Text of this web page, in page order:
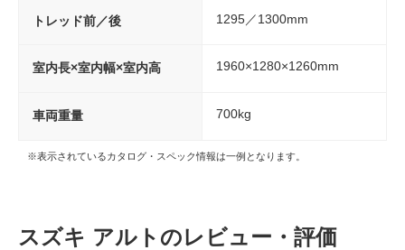
トレッド前／後 1295／1300mm
室内長×室内幅×室内高 1960×1280×1260mm
車両重量 700kg
※表示されているカタログ・スペック情報は一例となります。
スズキ アルトのレビュー・評価